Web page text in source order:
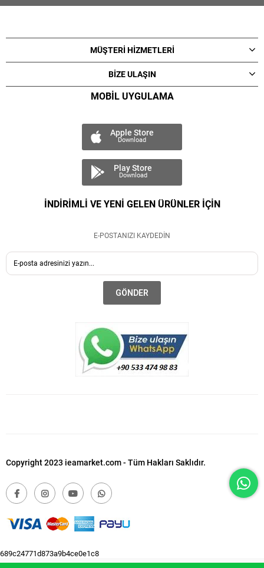
MÜŞTERİ HİZMETLERİ
BİZE ULAŞIN
MOBİL UYGULAMA
Apple Store
Download
Play Store
Download
İNDİRİMLİ VE YENİ GELEN ÜRÜNLER İÇİN
E-POSTANIZI KAYDEDİN
GÖNDER
Copyright 2023 ieamarket.com - Tüm Hakları Saklıdır.
689c24771d873a9b4ce0e1c8